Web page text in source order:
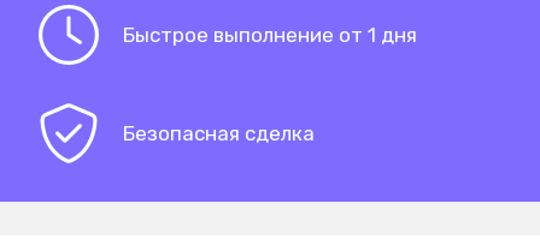
Быстрое выполнение от 1 дня
Безопасная сделка